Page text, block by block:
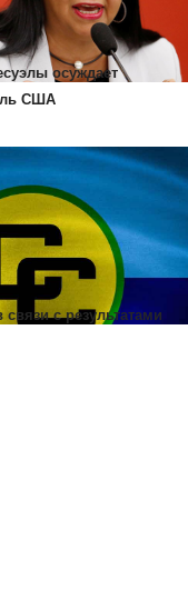
осуждает
США
с результатами